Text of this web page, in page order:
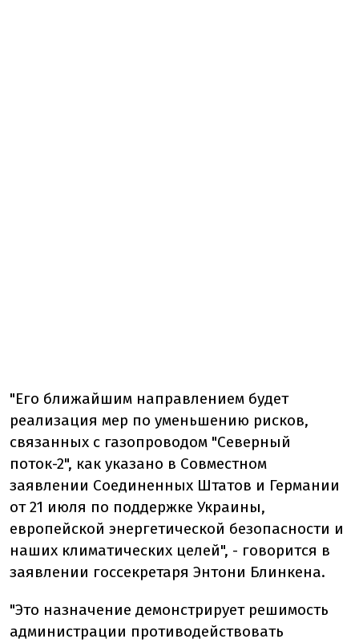
"Его ближайшим направлением будет
реализация мер по уменьшению рисков,
связанных с газопроводом "Северный
поток-2", как указано в Совместном
заявлении Соединенных Штатов и Германии
от 21 июля по поддержке Украины,
европейской энергетической безопасности и
наших климатических целей", - говорится в
заявлении госсекретаря Энтони Блинкена.
"Это назначение демонстрирует решимость
администрации противодействовать